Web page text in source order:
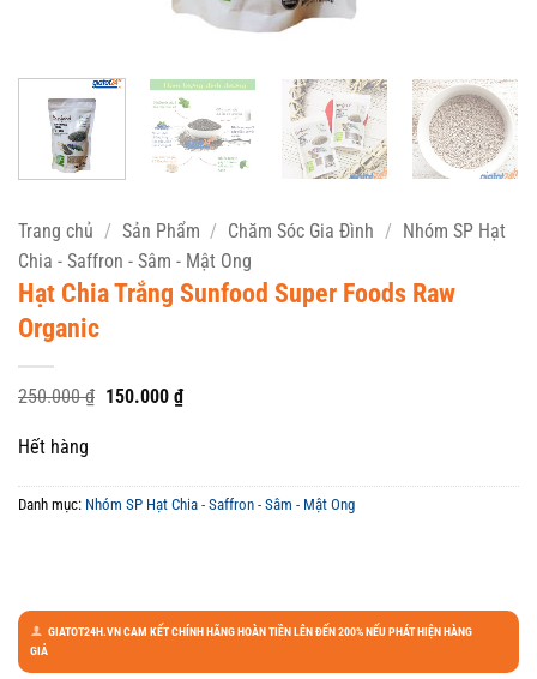
Trang chủ / Sản Phẩm / Chăm Sóc Gia Đình / Nhóm SP Hạt
Chia - Saffron - Sâm - Mật Ong
Hạt Chia Trắng Sunfood Super Foods Raw
Organic
250.000₫ Giá
150.000 ₫Giá
hiện
Hết hàng
Danh mục: Nhóm SP Hạt Chia - Saffron - Sâm - Mật Ong
GIATOT24H.VN CAM KẾT CHÍNH HÃNG HOÀN TIỀN LÊN ĐẾN 200% NẾU PHÁT HIỆN HÀNG
GIẢ